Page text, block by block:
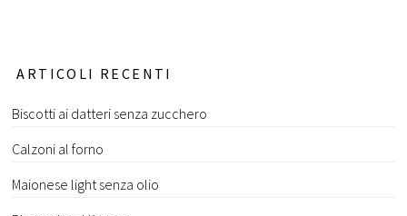
ARTICOLI RECENTI
Biscotti ai datteri senza zucchero
Calzoni al forno
Maionese light senza olio